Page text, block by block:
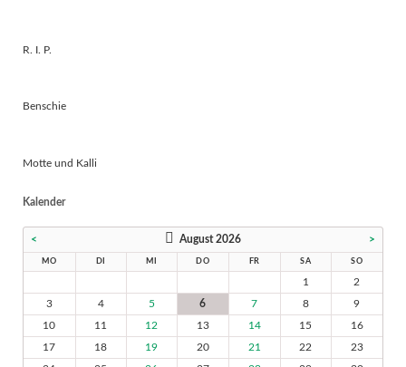
R. I. P.
Benschie
Motte und Kalli
Kalender
< August 2026 >
MO DI MI DO FR SA SO
1
2
3
4 5 6 7 8
9
10
11 12 13 14 15
16
17
18 19 20 21 22
23